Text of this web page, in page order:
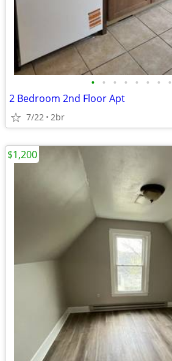
• • • • • • • •
2 Bedroom 2nd Floor Apt
7/22 2br
$1,200